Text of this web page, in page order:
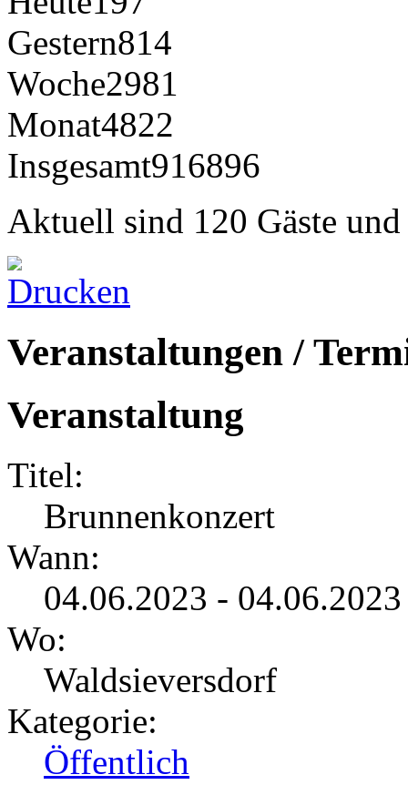
Gestern814
Woche2981
Monat4822
Insgesamt916896
Aktuell sind 120 Gäste
Veranstaltungen /
Veranstaltung
Titel:
Brunnenkonzert
Wann:
04.06.2023 -
Wo:
Waldsieversdorf
Kategorie:
Öffentlich